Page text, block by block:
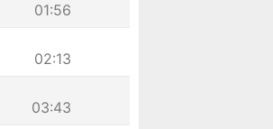
01:56
02:13
03:43